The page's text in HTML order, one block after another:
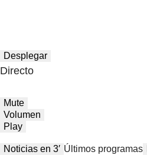
Desplegar
Directo
Mute
Volumen
Play
Noticias en 3′ Últimos programas